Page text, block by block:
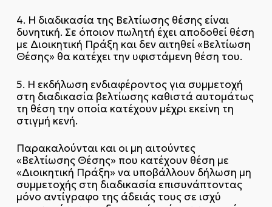
4. Η διαδικασία της Βελτίωσης θέσης είναι
δυνητική. Σε όποιον πωλητή έχει αποδοθεί θέση
με Διοικητική Πράξη και δεν αιτηθεί «Βελτίωση
Θέσης» θα κατέχει την υφιστάμενη θέση του.
5. Η εκδήλωση ενδιαφέροντος για συμμετοχή
στη διαδικασία βελτίωσης καθιστά αυτομάτως
τη θέση την οποία κατέχουν μέχρι εκείνη τη
στιγμή κενή.
Παρακαλούνται και οι μη αιτούντες
«Βελτίωσης Θέσης» που κατέχουν θέση με
«Διοικητική Πράξη» να υποβάλλουν δήλωση μη
συμμετοχής στη διαδικασία επισυνάπτοντας
μόνο αντίγραφο της άδειάς τους σε ισχύ